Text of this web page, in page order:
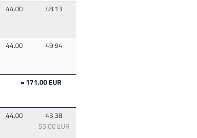
44.00 48.13
44.00 49.94
= 171.00 EUR
44.00
43.38
55.00 EUR